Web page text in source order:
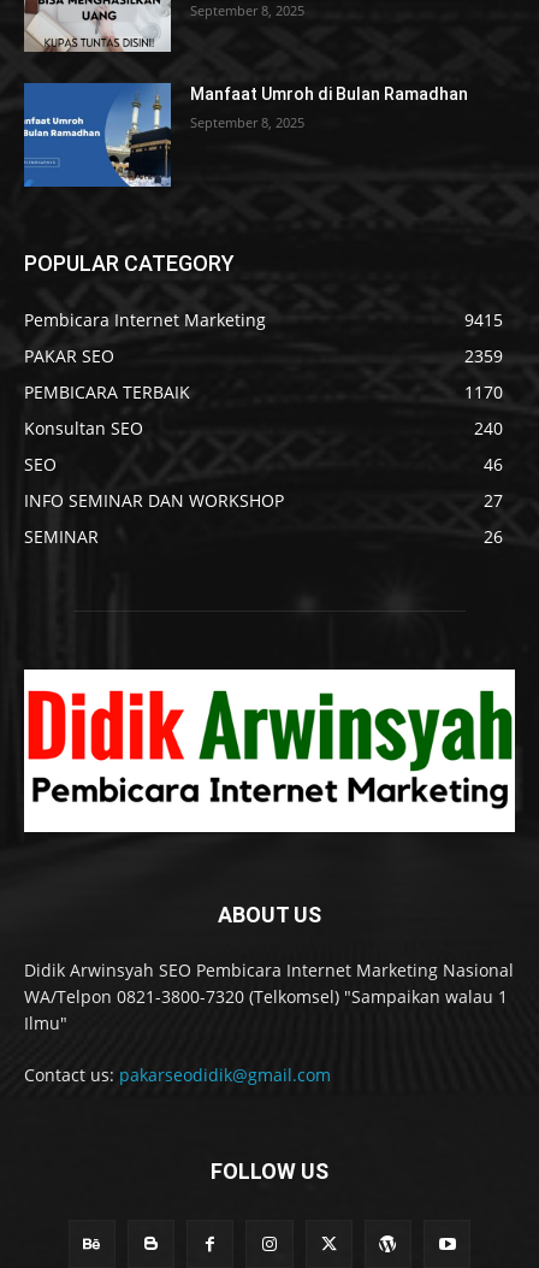
September 8, 2025
Manfaat Umroh di Bulan Ramadhan
September 8, 2025
POPULAR CATEGORY
Pembicara Internet Marketing
9415
PAKAR SEO
2359
PEMBICARA TERBAIK
1170
Konsultan SEO
240
SEO
46
INFO SEMINAR DAN WORKSHOP
27
SEMINAR
26
ABOUT US
Didik Arwinsyah SEO Pembicara Internet Marketing Nasional
WA/Telpon 0821-3800-7320 (Telkomsel) "Sampaikan walau 1
Ilmu"
Contact us: pakarseodidik@gmail.com
FOLLOW US